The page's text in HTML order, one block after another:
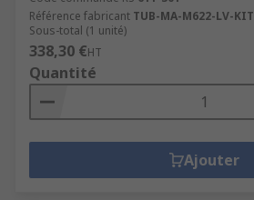
Référence fabricant TUB-MA-M622-LV-KIT
Sous-total (1 unité)
338,30 €HT
Quantité
Ajouter